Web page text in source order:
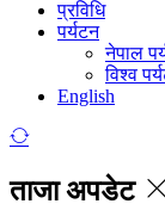
प्रविधि
पर्यटन
नेपाल
विश्व
English
ताजा अपडेट